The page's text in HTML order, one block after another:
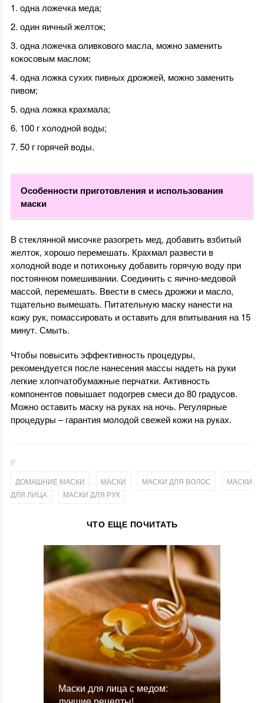
одна ложечка меда;
один яичный желток;
одна ложечка оливкового масла, можно заменить
кокосовым маслом;
одна ложка сухих пивных дрожжей, можно заменить
пивом;
одна ложка крахмала;
100 г холодной воды;
50 г горячей воды.
Особенности приготовления и использования
маски
В стеклянной мисочке разогреть мед, добавить взбитый
желток, хорошо перемешать. Крахмал развести в
холодной воде и потихоньку добавить горячую воду при
постоянном помешивании. Соединить с яично-медовой
массой, перемешать. Ввести в смесь дрожжи и масло,
тщательно вымешать. Питательную маску нанести на
кожу рук, помассировать и оставить для впитывания на 15
минут. Смыть.
Чтобы повысить эффективность процедуры,
рекомендуется после нанесения массы надеть на руки
легкие хлопчатобумажные перчатки. Активность
компонентов повышает подогрев смеси до 80 градусов.
Можно оставить маску на руках на ночь. Регулярные
процедуры – гарантия молодой свежей кожи на руках.
//
ДОМАШНИЕ МАСКИ МАСКИ МАСКИ ДЛЯ ВОЛОС
МАСКИ
ДЛЯ ЛИЦА
МАСКИ ДЛЯ РУК
ЧТО ЕЩЕ ПОЧИТАТЬ
Маски для лица с медом: